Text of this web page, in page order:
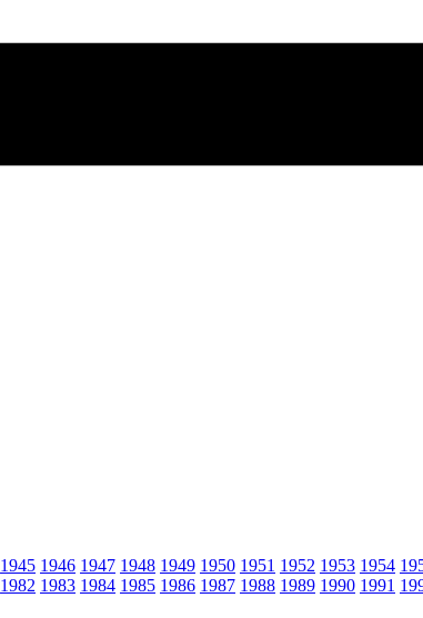
1945 1946 1947 1948 1949 1950 1951 1952 1953 1954
1982 1983 1984 1985 1986 1987 1988 1989 1990 1991